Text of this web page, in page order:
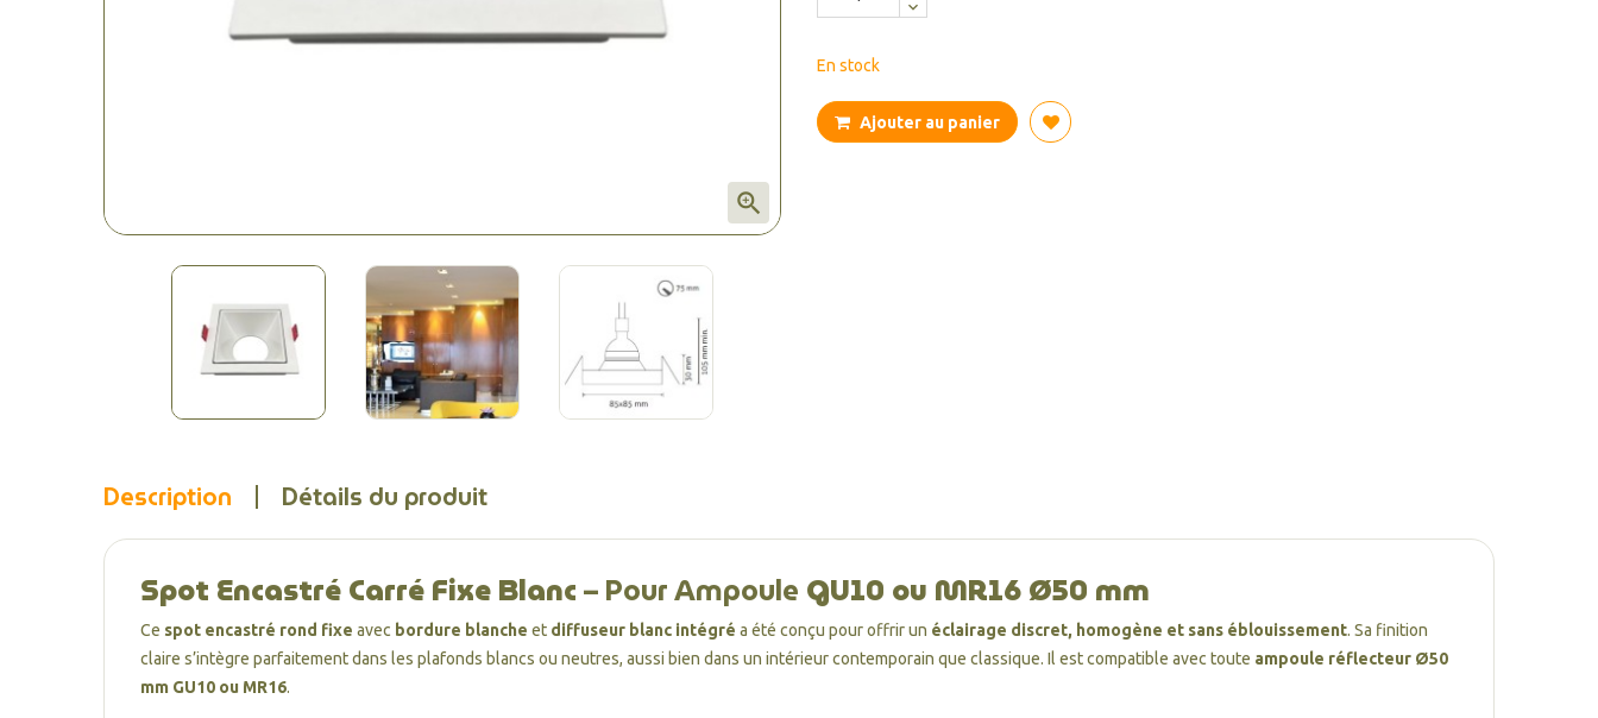

En stock
Ajouter au panier
Description Détails du produit
Spot Encastré Carré Fixe Blanc– Pour Ampoule GU10 ou MR16 Ø50 mm
Ce spot encastré rond fixe avec bordure blanche et diffuseur blanc intégré a été conçu pour offrir un éclairage discret, homogène et sans éblouissement. Sa finition
claire s’intègre parfaitement dans les plafonds blancs ou neutres, aussi bien dans un intérieur contemporain que classique. Il est compatible avec toute ampoule réflecteur Ø50
mm GU10 ou MR16.